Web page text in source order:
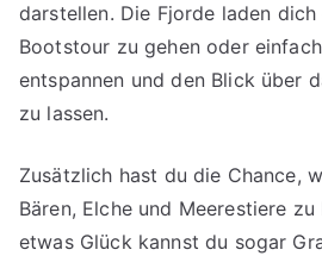
darstellen. Die Fjorde laden
Bootstour zu gehen oder
entspannen und den Blick über
zu lassen.
Zusätzlich hast du die Chance,
Bären, Elche und Meerestiere
etwas Glück kannst du sogar